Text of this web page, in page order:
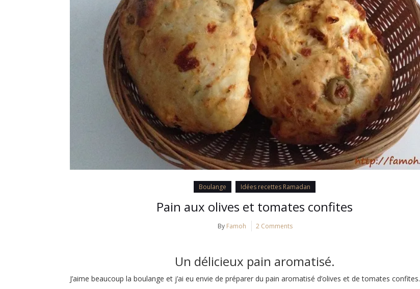
Boulange Idées recettes Ramadan
Pain aux olives et tomates confites
By Famoh 2 Comments
Un délicieux pain aromatisé.
J’aime beaucoup la boulange et j’ai eu envie de préparer du pain aromatisé d’olives et de tomates confites.